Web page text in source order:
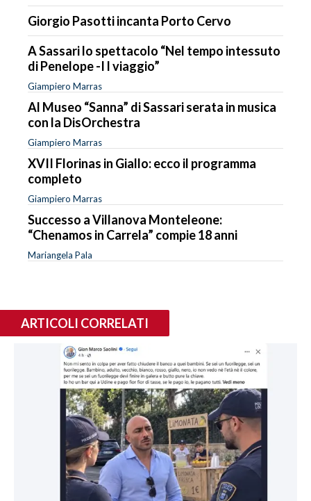
Giorgio Pasotti incanta Porto Cervo
A Sassari lo spettacolo “Nel tempo intessuto
di Penelope -I l viaggio”
Giampiero Marras
Al Museo “Sanna” di Sassari serata in musica
con la DisOrchestra
Giampiero Marras
XVII Florinas in Giallo: ecco il programma
completo
Giampiero Marras
Successo a Villanova Monteleone:
“Chenamos in Carrela” compie 18 anni
Mariangela Pala
ARTICOLI CORRELATI